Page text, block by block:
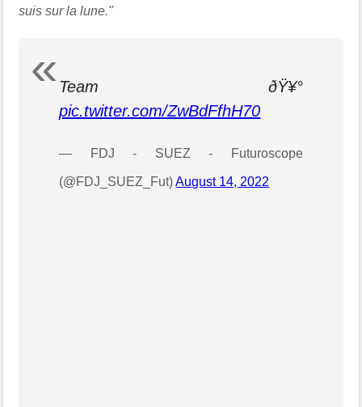
suis sur la lune."
Team ðŸ¥°
pic.twitter.com/ZwBdFfhH70
— FDJ - SUEZ - Futuroscope
(@FDJ_SUEZ_Fut)August 14, 2022